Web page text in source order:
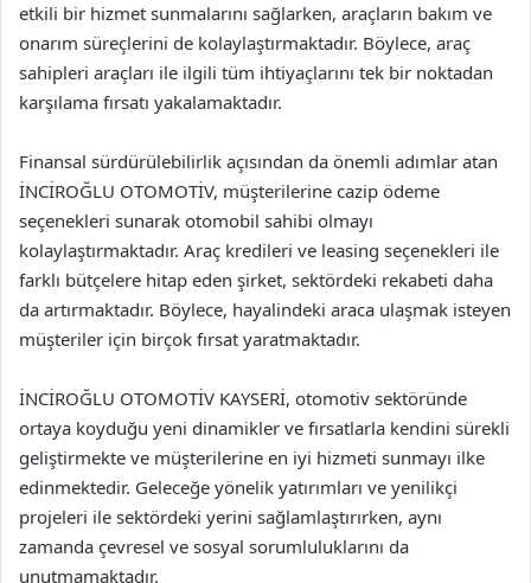
etkili bir hizmet sunmalarını sağlarken, araçların bakım ve
onarım süreçlerini de kolaylaştırmaktadır. Böylece, araç
sahipleri araçları ile ilgili tüm ihtiyaçlarını tek bir noktadan
karşılama fırsatı yakalamaktadır.
Finansal sürdürülebilirlik açısından da önemli adımlar atan
İNCİROĞLU OTOMOTİV, müşterilerine cazip ödeme
seçenekleri sunarak otomobil sahibi olmayı
kolaylaştırmaktadır. Araç kredileri ve leasing seçenekleri ile
farklı bütçelere hitap eden şirket, sektördeki rekabeti daha
da artırmaktadır. Böylece, hayalindeki araca ulaşmak isteyen
müşteriler için birçok fırsat yaratmaktadır.
İNCİROĞLU OTOMOTİV KAYSERİ, otomotiv sektöründe
ortaya koyduğu yeni dinamikler ve fırsatlarla kendini sürekli
geliştirmekte ve müşterilerine en iyi hizmeti sunmayı ilke
edinmektedir. Geleceğe yönelik yatırımları ve yenilikçi
projeleri ile sektördeki yerini sağlamlaştırırken, aynı
zamanda çevresel ve sosyal sorumluluklarını da
unutmamaktadır.